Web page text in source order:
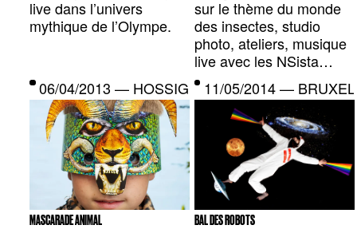
live dans l’univers
mythique de l’Olympe.
sur le thème du monde
des insectes, studio
photo, ateliers, musique
live avec les NSista…
06/04/2013 — HOSSIGEN, LU
MASCARADE ANIMAL
11/05/2014 —
BAL DES ROBOTS